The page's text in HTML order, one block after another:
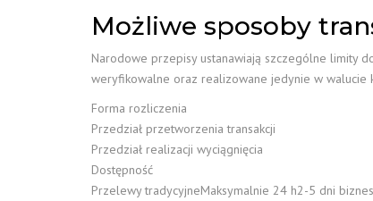
Możliwe sposoby
Narodowe przepisy ustanawiają szczególne limity
weryfikowalne oraz realizowane jedynie w walucie
Forma rozliczenia
Przedział przetworzenia transakcji
Przedział realizacji wyciągnięcia
Dostępność
Przelewy tradycyjneMaksymalnie 24 h2-5 dni